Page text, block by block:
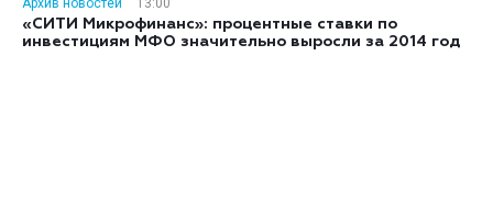
Архив новостей
13:00
«СИТИ Микрофинанс»: процентные ставки по
инвестициям МФО значительно выросли за 2014 год